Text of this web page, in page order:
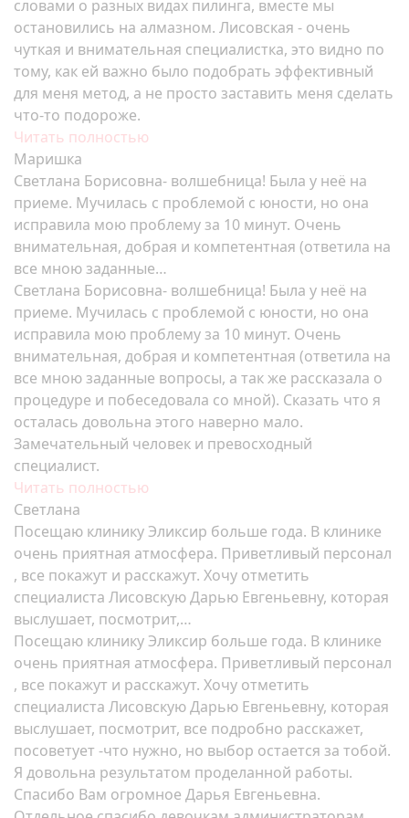
словами о разных видах пилинга, вместе мы
остановились на алмазном. Лисовская - очень
чуткая и внимательная специалистка, это видно по
тому, как ей важно было подобрать эффективный
для меня метод, а не просто заставить меня сделать
что-то подороже.
Читать полностью
Маришка
Светлана Борисовна- волшебница! Была у неё на
приеме. Мучилась с проблемой с юности, но она
исправила мою проблему за 10 минут. Очень
внимательная, добрая и компетентная (ответила на
все мною заданные…
Светлана Борисовна- волшебница! Была у неё на
приеме. Мучилась с проблемой с юности, но она
исправила мою проблему за 10 минут. Очень
внимательная, добрая и компетентная (ответила на
все мною заданные вопросы, а так же рассказала о
процедуре и побеседовала со мной). Сказать что я
осталась довольна этого наверно мало.
Замечательный человек и превосходный
специалист.
Читать полностью
Светлана
Посещаю клинику Эликсир больше года. В клинике
очень приятная атмосфера. Приветливый персонал
, все покажут и расскажут. Хочу отметить
специалиста Лисовскую Дарью Евгеньевну, которая
выслушает, посмотрит,…
Посещаю клинику Эликсир больше года. В клинике
очень приятная атмосфера. Приветливый персонал
, все покажут и расскажут. Хочу отметить
специалиста Лисовскую Дарью Евгеньевну, которая
выслушает, посмотрит, все подробно расскажет,
посоветует -что нужно, но выбор остается за тобой.
Я довольна результатом проделанной работы.
Спасибо Вам огромное Дарья Евгеньевна.